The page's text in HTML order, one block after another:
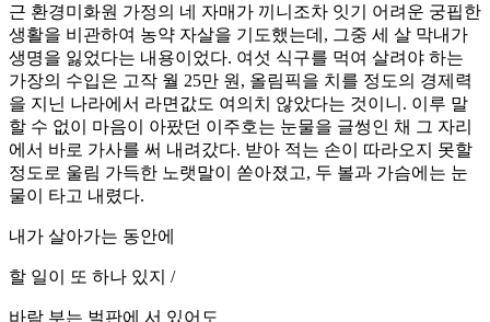
근 환경미화원 가정의 네 자매가 끼니조차 잇기 어려운 궁핍한
생활을 비관하여 농약 자살을 기도했는데, 그중 세 살 막내가
생명을 잃었다는 내용이었다. 여섯 식구를 먹여 살려야 하는
가장의 수입은 고작 월 25만 원, 올림픽을 치를 정도의 경제력
을 지닌 나라에서 라면값도 여의치 않았다는 것이니. 이루 말
할 수 없이 마음이 아팠던 이주호는 눈물을 글썽인 채 그 자리
에서 바로 가사를 써 내려갔다. 받아 적는 손이 따라오지 못할
정도로 울림 가득한 노랫말이 쏟아졌고, 두 볼과 가슴에는 눈
물이 타고 내렸다.
내가 살아가는 동안에
할 일이 또 하나 있지 /
바람 부는 벌판에 서 있어도